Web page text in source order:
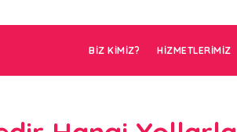
BİZ KİMİZ? HİZMETLERİMİZ